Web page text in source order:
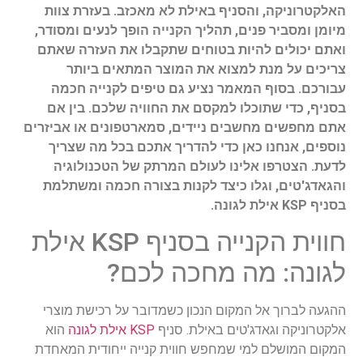
האלקטרוניקה, והסניף באילת לא מאכזב. בעזרת צוות
מיומן ומסביר פנים, תהליך הקנייה הופך לנעים ומסודר,
ואתם יכולים להיות בטוחים שתקבלו את העזרה שאתם
צריכים על מנת למצוא את המוצר המתאים ביותר
עבורכם. בסוף המאמר נציע גם טיפים לקנייה חכמה
בסניף, כדי שתוכלו למקסם את החוויה שלכם. בין אם
אתם מחפשים מחשבים ניידים, סמארטפונים או אביזרים
נוספים, אנחנו כאן כדי להדריך אתכם בכל מה שצריך
לדעת. הצטרפו אלינו לעולם המרתק של הטכנולוגיה
והגאדג'טים, וגלו כיצד לקנות בצורה חכמה ומשתלמת
בסניף KSP אילת לגונה.
חווית הקנייה בסניף KSP אילת
לגונה: מה מחכה לכם?
ההגעה לברוך אל המקום הנכון כשמדובר על רכישת מוצרי
אלקטרוניקה וגאדג'טים באילת. סניף KSP אילת לגונה
הוא
המקום המושלם למי שמחפש חווית קנייה ייחודית המאחדת